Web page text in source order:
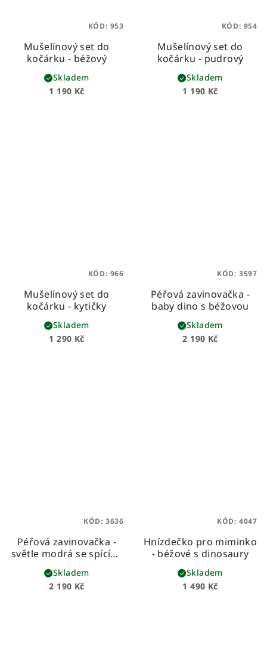
Mušelínový set do
kočárku - béžový
1 190 Kč
Skladem
KÓD: 953
Mušelínový set do
kočárku - pudrový
1 190 Kč
Skladem
KÓD: 954
Mušelínový set do
kočárku - kytičky
1 290 Kč
Skladem
KÓD: 966
Péřová zavinovačka -
baby dino s béžovou
2 190 Kč
Skladem
KÓD: 3597
Péřová zavinovačka -
světle modrá se spícími
medvídky
2 190 Kč
Skladem
KÓD: 3636
Hnízdečko pro miminko
- béžové s dinosaury
1 490 Kč
Skladem
KÓD: 4047